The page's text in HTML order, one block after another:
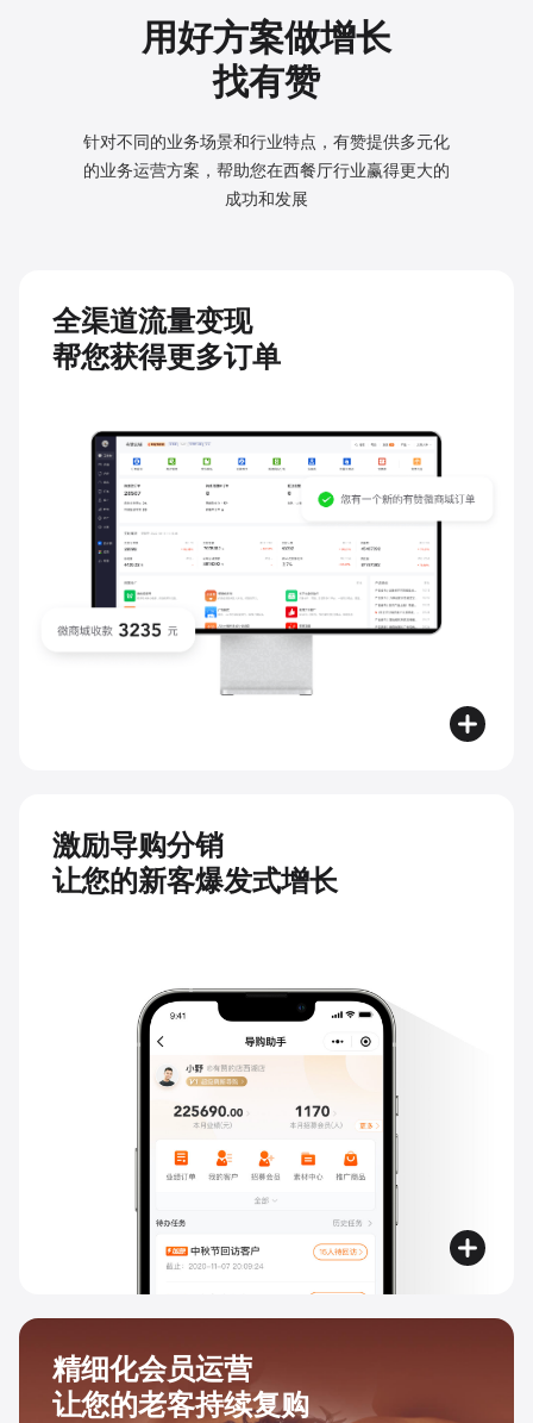
用好方案做增长
找有赞
针对不同的业务场景和行业特点，有赞提供多元化
的业务运营方案，帮助您在西餐厅行业赢得更大的
成功和发展
全渠道流量变现
帮您获得更多订单
激励导购分销
让您的新客爆发式增长
精细化会员运营
让您的老客持续复购